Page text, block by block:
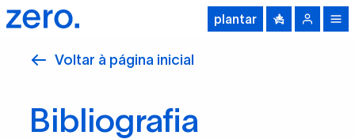
plantar
Voltar à página inicial
Bibliografia